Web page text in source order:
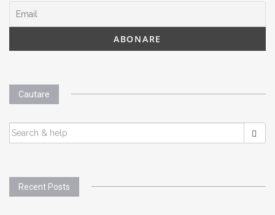
Cautare
SEARCH
FOR:
Recent Posts